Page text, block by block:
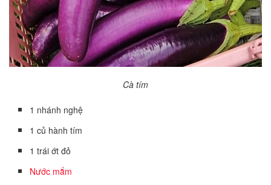
Cà tím
1 nhánh nghệ
1 củ hành tím
1 trái ớt đỏ
Nước mắm